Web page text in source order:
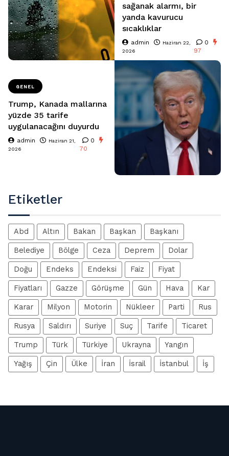
sağanak alarmı, bir
yanda kavurucu
sıcaklıklar
admin
Haziran 22,
2026
0
97
GENEL
Trump, Kanada mallarına
yüzde 35 tarife
uygulanacağını duyurdu
admin
Haziran 21,
2026
0
70
Etiketler
Abd Altın Bakan Başkan Başkanı
Belediye Bölge Ceza Deprem Dolar
Doğu Endeks Endeksi Faiz Fiyat
Fiyatları Gazze Görüşme Gün Hava Kar
Karar Milyon Motorin Nükleer Parti Rus
Rusya Saldırı Suriye Suç Tarife Ticaret
Trump Türk Türkiye Ukrayna Yangın
Yağış Çin Ülke İran İsrail İstanbul İş